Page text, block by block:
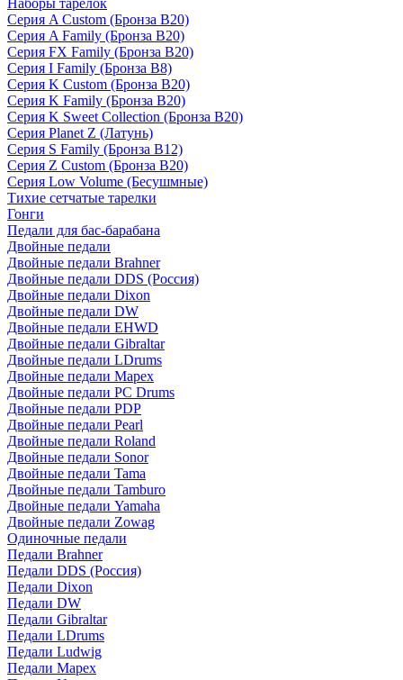
Наборы тарелок
Серия A Custom (Бронза B20)
Серия A Family (Бронза B20)
Серия FX Family (Бронза B20)
Серия I Family (Бронза B8)
Серия K Custom (Бронза B20)
Серия K Family (Бронза B20)
Серия K Sweet Collection (Бронза B20)
Серия Planet Z (Латунь)
Серия S Family (Бронза B12)
Серия Z Custom (Бронза B20)
Серия Low Volume (Бесушмные)
Тихие сетчатые тарелки
Гонги
Педали для бас-барабана
Двойные педали
Двойные педали Brahner
Двойные педали DDS (Россия)
Двойные педали Dixon
Двойные педали DW
Двойные педали EHWD
Двойные педали Gibraltar
Двойные педали LDrums
Двойные педали Mapex
Двойные педали PC Drums
Двойные педали PDP
Двойные педали Pearl
Двойные педали Roland
Двойные педали Sonor
Двойные педали Tama
Двойные педали Tamburo
Двойные педали Yamaha
Двойные педали Zowag
Одиночные педали
Педали Brahner
Педали DDS (Россия)
Педали Dixon
Педали DW
Педали Gibraltar
Педали LDrums
Педали Ludwig
Педали Mapex